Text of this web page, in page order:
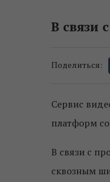
В связи
Поделиться:
Сервис
платформ
В связи с
сквозным